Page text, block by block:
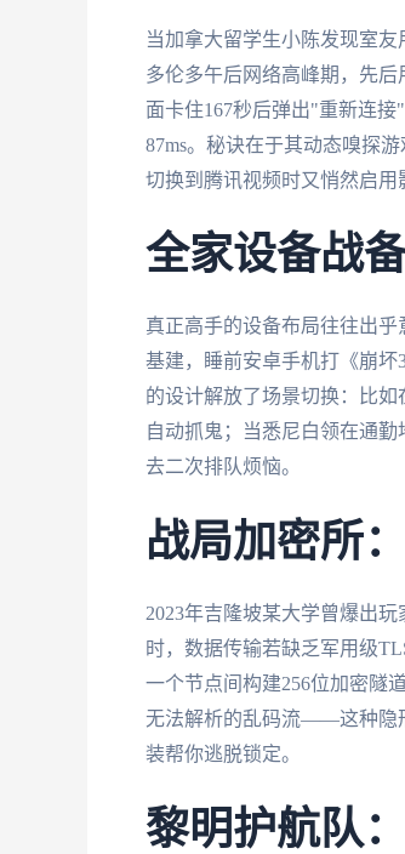
当加拿大留学生小陈发现室
多伦多午后网络高峰期，先
面卡住167秒后弹出"重新连
87ms。秘诀在于其动态嗅探
切换到腾讯视频时又悄然启用
全家设备战
真正高手的设备布局往往出乎
基建，睡前安卓手机打《崩
的设计解放了场景切换：比如
自动抓鬼；当悉尼白领在通
去二次排队烦恼。
战局加密所
2023年吉隆坡某大学曾爆出
时，数据传输若缺乏军用级
一个节点间构建256位加密隧
无法解析的乱码流——这种隐
装帮你逃脱锁定。
黎明护航队